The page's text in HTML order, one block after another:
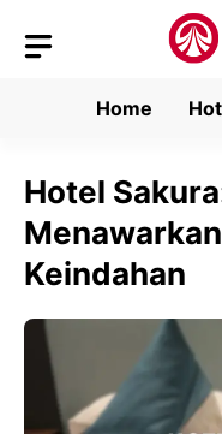
Home
Hotel
Keindahan